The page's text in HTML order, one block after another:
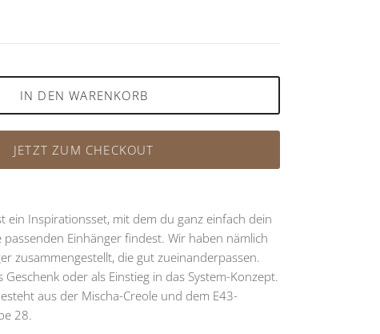
IN DEN WARENKORB
JETZT ZUM CHECKOUT
ein Inspirationsset, mit dem du ganz einfach dein
passenden Einhänger findest. Wir haben nämlich
zusammengestellt, die gut zueinanderpassen.
Geschenk oder als Einstieg in das System-Konzept.
aus der Mischa-Creole und dem E43-
28.